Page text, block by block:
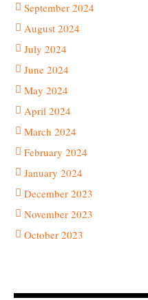
September 2024
August 2024
July 2024
June 2024
May 2024
April 2024
March 2024
February 2024
January 2024
December 2023
November 2023
October 2023